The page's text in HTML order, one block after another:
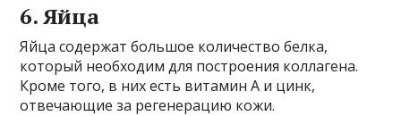
6. Яйца
Яйца содержат большое количество белка,
который необходим для построения коллагена.
Кроме того, в них есть витамин А и цинк,
отвечающие за регенерацию кожи.